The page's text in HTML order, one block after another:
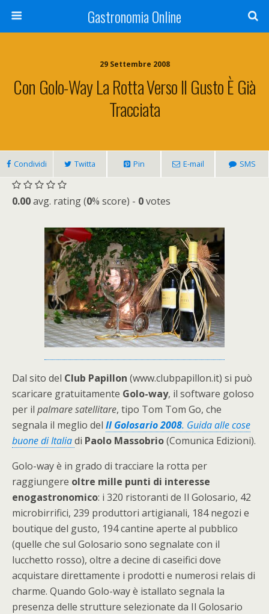
Gastronomia Online
29 Settembre 2008
Con Golo-Way La Rotta Verso Il Gusto È Già
Tracciata
Condividi Twitta Pin E-mail SMS
0.00avg. rating (0% score) - 0votes
Dal sito del Club Papillon (www.clubpapillon.it) si può
scaricare gratuitamente Golo-way, il software goloso
per il palmare satellitare, tipo Tom Tom Go, che
segnala il meglio del Il Golosario 2008. Guida alle cose
buone di Italiadi Paolo Massobrio(Comunica Edizioni).
Golo-way è in grado di tracciare la rotta per
raggiungere oltre mille punti di interesse
enogastronomico: i 320 ristoranti de Il Golosario, 42
microbirrifici, 239 produttori artigianali, 184 negozi e
boutique del gusto, 194 cantine aperte al pubblico
(quelle che sul Golosario sono segnalate con il
lucchetto rosso), oltre a decine di caseifici dove
acquistare direttamente i prodotti e numerosi relais di
charme. Quando Golo-way è istallato segnala la
presenza delle strutture selezionate da Il Golosario